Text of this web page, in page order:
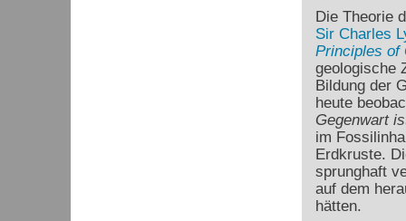
Die Theorie
Sir Charles
Principles of
geologische
Bildung der
heute
Gegenwart
im
Erdkruste.
sprunghaft
auf dem
hätten.